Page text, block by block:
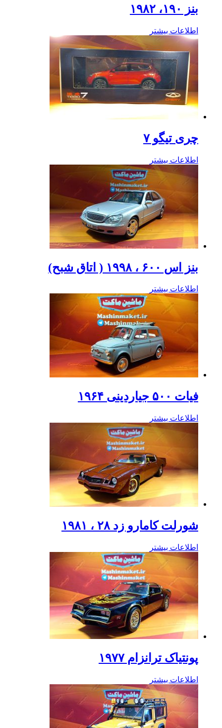
بنز ۱۹۰، ۱۹۸۲
اطلاعات بیشتر
چری تیگو ۷
اطلاعات بیشتر
بنز اس ۶۰۰ ، ۱۹۹۸ ( اتاق شبح)
اطلاعات بیشتر
فیات ۵۰۰ جیاردینی ۱۹۶۴
اطلاعات بیشتر
شورلت کامارو زد ۲۸ ، ۱۹۸۱
اطلاعات بیشتر
پونتیاک ترانزام ۱۹۷۷
اطلاعات بیشتر